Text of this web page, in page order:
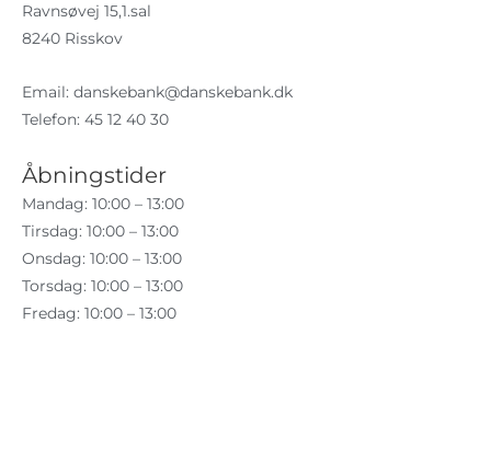
Ravnsøvej 15,1.sal
8240 Risskov
Email: danskebank@danskebank.dk
Telefon: 45 12 40 30
Åbningstider
Mandag: 10:00 – 13:00
Tirsdag: 10:00 – 13:00
Onsdag: 10:00 – 13:00
Torsdag: 10:00 – 13:00
Fredag: 10:00 – 13:00